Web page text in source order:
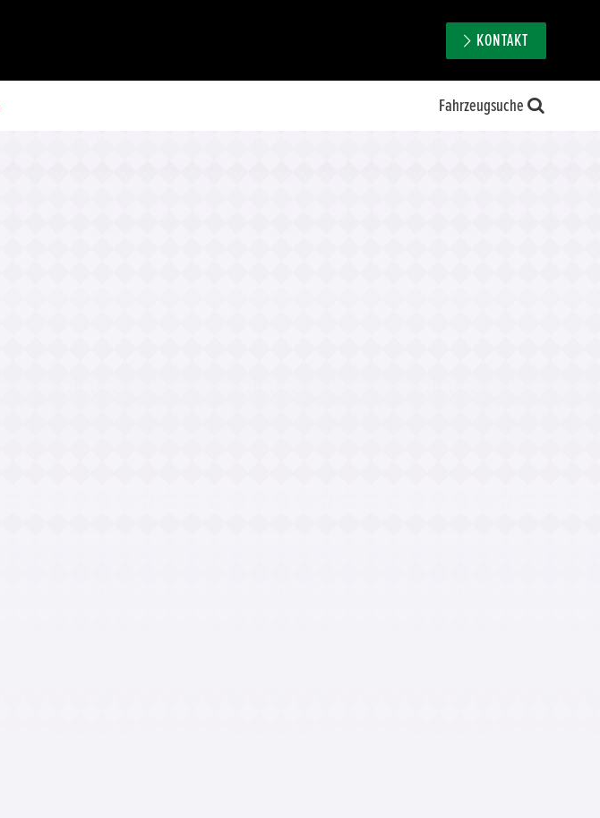
KONTAKT
Fahrzeugsuche